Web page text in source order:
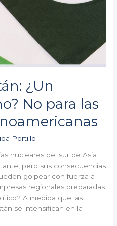
¿Un
No para las
Portillo
nucleares del sur de Asia
pero sus consecuencias
golpear con fuerza a
regionales preparadas
A medida que las
se intensifican en la